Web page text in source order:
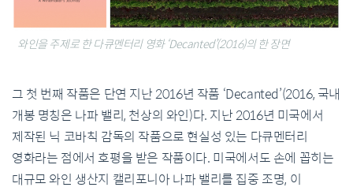
와인을 주제로 한 다큐멘터리 영화 ‘Decanted’(2016)의 한 장면
그 첫 번째 작품은 단연 지난 2016년 작품 ‘Decanted’(2016, 국내
개봉 명칭은 나파 밸리, 천상의 와인)다. 지난 2016년 미국에서
제작된 닉 코바칙 감독의 작품으로 현실성 있는 다큐멘터리
영화라는 점에서 호평을 받은 작품이다. 미국에서도 손에 꼽히는
대규모 와인 생산지 캘리포니아 나파 밸리를 집중 조명, 이